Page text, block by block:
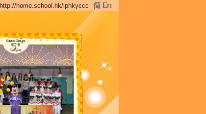
http://home.school.hk/lphkyccc